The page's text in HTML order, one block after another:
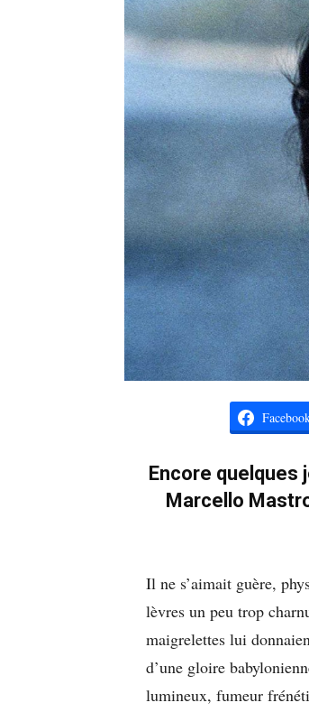
Encore quelques
Marcello
Il ne s’aimait guère,
lèvres un peu trop
maigrelettes lui
d’une gloire
lumineux, fumeur